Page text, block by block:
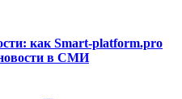
как Smart-platform.pro
в СМИ